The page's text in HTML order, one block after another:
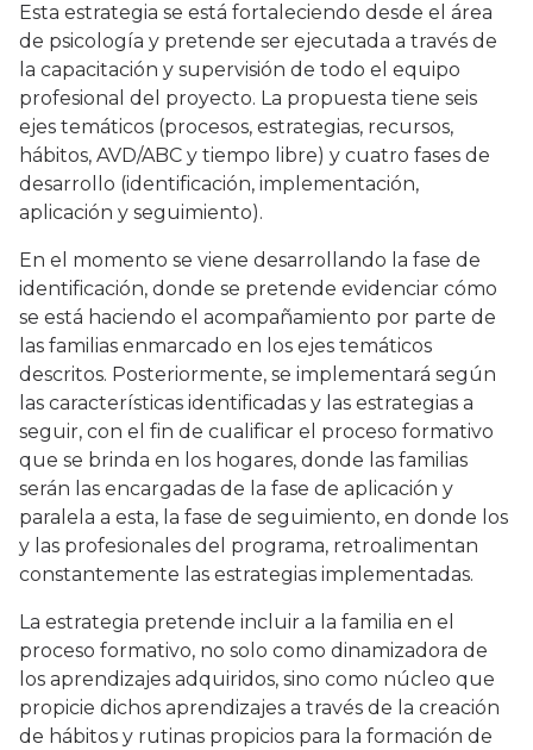
Esta estrategia se está fortaleciendo desde el área
de psicología y pretende ser ejecutada a través de
la capacitación y supervisión de todo el equipo
profesional del proyecto. La propuesta tiene seis
ejes temáticos (procesos, estrategias, recursos,
hábitos, AVD/ABC y tiempo libre) y cuatro fases de
desarrollo (identificación, implementación,
aplicación y seguimiento).
En el momento se viene desarrollando la fase de
identificación, donde se pretende evidenciar cómo
se está haciendo el acompañamiento por parte de
las familias enmarcado en los ejes temáticos
descritos. Posteriormente, se implementará según
las características identificadas y las estrategias a
seguir, con el fin de cualificar el proceso formativo
que se brinda en los hogares, donde las familias
serán las encargadas de la fase de aplicación y
paralela a esta, la fase de seguimiento, en donde los
y las profesionales del programa, retroalimentan
constantemente las estrategias implementadas.
La estrategia pretende incluir a la familia en el
proceso formativo, no solo como dinamizadora de
los aprendizajes adquiridos, sino como núcleo que
propicie dichos aprendizajes a través de la creación
de hábitos y rutinas propicios para la formación de